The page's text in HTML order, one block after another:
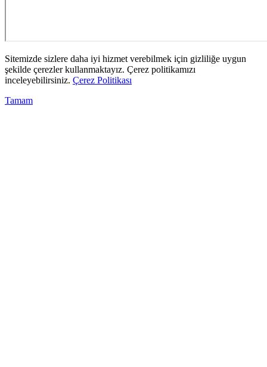
Sitemizde sizlere daha iyi hizmet verebilmek için gizliliğe uygun
şekilde çerezler kullanmaktayız. Çerez politikamızı
inceleyebilirsiniz. Çerez Politikası
Tamam